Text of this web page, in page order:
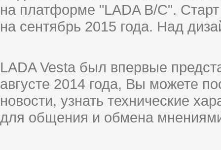
на платформе "LADA B/C".
на сентябрь 2015 года. Над
LADA Vesta был впервые
августе 2014 года, Вы можете
новости, узнать технические
для общения и обмена